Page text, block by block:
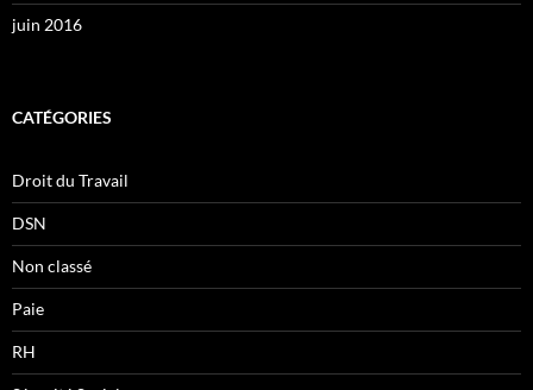
juin 2016
CATÉGORIES
Droit du Travail
DSN
Non classé
Paie
RH